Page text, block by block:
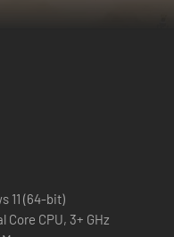
11 (64-bit)
Core CPU, 3+ GHz